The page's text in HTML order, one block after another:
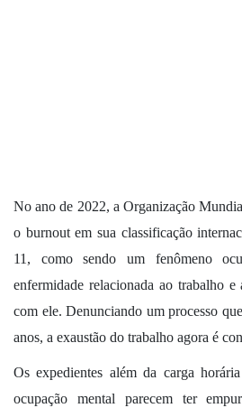
No ano de 2022, a Organização
o burnout em sua classificação
11, como sendo um fenômeno
enfermidade relacionada ao trabalho
com ele. Denunciando um processo
anos, a exaustão do trabalho agora é
Os expedientes além da carga
ocupação mental parecem ter